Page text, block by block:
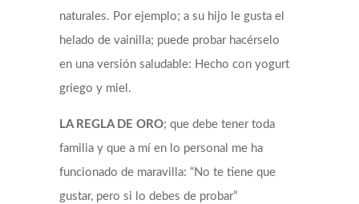
naturales. Por ejemplo; a su hijo le gusta el
helado de vainilla; puede probar hacérselo
en una versión saludable: Hecho con yogurt
griego y miel.
LA REGLA DE ORO; que debe tener toda
familia y que a mí en lo personal me ha
funcionado de maravilla: “No te tiene que
gustar, pero si lo debes de probar”